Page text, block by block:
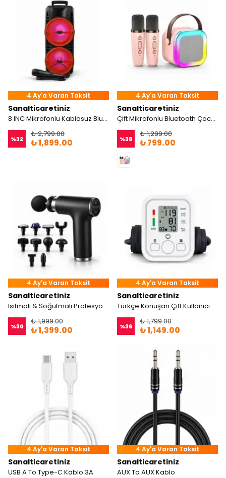
4 Ay'a Varan Taksit
Sanalticaretiniz
8 INC Mikrofonlu Kablosuz Bluetooth Hoparlör
%32
₺ 2,799.00
₺ 1,899.00
4 Ay'a Varan Taksit
Sanalticaretiniz
Çift Mikrofonlu Bluetooth Çocuk Karaoke Seti
%38
₺ 1,299.00
₺ 799.00
4 Ay'a Varan Taksit
Sanalticaretiniz
Isıtmalı & Soğutmalı Profesyonel Masaj Tabancası - 10 Farklı Başlık
%30
₺ 1,999.00
₺ 1,399.00
4 Ay'a Varan Taksit
Sanalticaretiniz
Türkçe Konuşan Çift Kullanıcı Özellikli Tansiyon Aleti
%36
₺ 1,799.00
₺ 1,149.00
4 Ay'a Varan Taksit
Sanalticaretiniz
USB A To Type-C Kablo 3A
4 Ay'a Varan Taksit
Sanalticaretiniz
AUX To AUX Kablo